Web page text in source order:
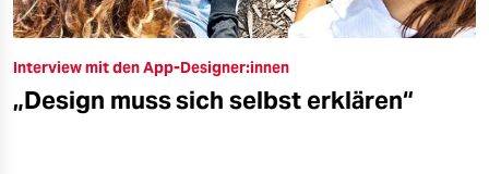
Interview mit den App-Designer:innen
„Design muss sich selbst erklären“